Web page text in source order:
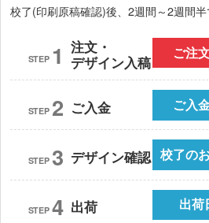
校了(印刷原稿確認)後、2週間～2週間
STEP 1 注文・
デザイン入稿
ご注
STEP 2 ご入金 ご入
STEP 3 デザイン確認 校了の
STEP 4 出荷 出荷